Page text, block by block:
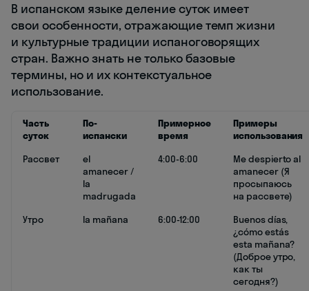
В испанском языке деление суток имеет
свои особенности, отражающие темп жизни
и культурные традиции испаноговорящих
стран. Важно знать не только базовые
термины, но и их контекстуальное
использование.
Часть
суток
По-
испански
Примерное
время
Примеры
использования
Рассвет
el
amanecer /
la
madrugada
4:00-6:00
Me despierto al
amanecer (Я
просыпаюсь
на рассвете)
Утро
la mañana 6:00-12:00
Buenos días,
¿cómo estás
esta mañana?
(Доброе утро,
как ты
сегодня?)